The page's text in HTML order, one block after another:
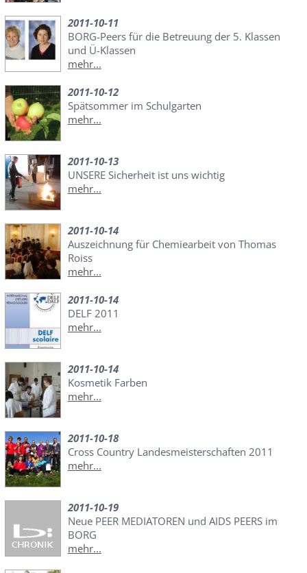
2011-10-11
BORG-Peers für die Betreuung der 5. Klassen
und Ü-Klassen
mehr...
2011-10-12
Spätsommer im Schulgarten
mehr...
2011-10-13
UNSERE Sicherheit ist uns wichtig
mehr...
2011-10-14
Auszeichnung für Chemiearbeit von Thomas
Roiss
mehr...
2011-10-14
DELF 2011
mehr...
2011-10-14
Kosmetik Farben
mehr...
2011-10-18
Cross Country Landesmeisterschaften 2011
mehr...
2011-10-19
Neue PEER MEDIATOREN und AIDS PEERS im
BORG
mehr...